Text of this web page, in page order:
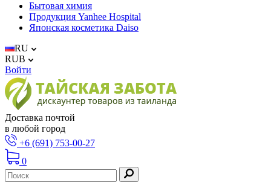
Бытовая химия
Продукция Yanhee Hospital
Японская косметика Daiso
RU
RUB
Войти
Доставка почтой
в любой город
+6 (691) 753-00-27
0